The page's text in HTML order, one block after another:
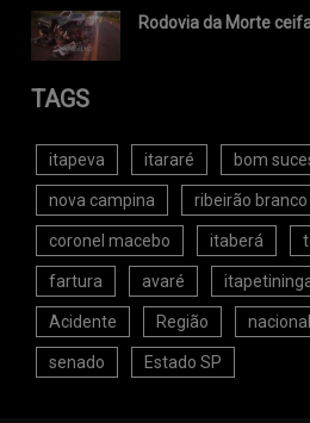
Rodovia da Morte
TAGS
itapeva itararé bom
nova campina ribeirão branco
coronel macebo itaberá
fartura avaré
Acidente Região nacional
senado Estado SP